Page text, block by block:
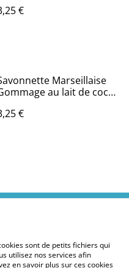
€
Marseillaise
au lait de coco
€
Confidentialité des
cookies
sont de petits fichiers qui
utilisez nos services afin
en savoir plus sur ces cookies